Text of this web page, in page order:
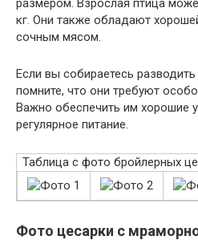
размером. Взрослая птица
кг. Они также обладают
сочным мясом.
Если вы собираетесь
помните, что они требуют
Важно обеспечить им хорошие
регулярное питание.
Таблица с фото бройлерных
Фото цесарки с